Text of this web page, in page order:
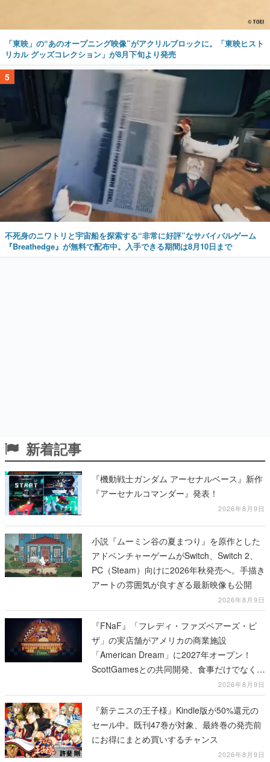
「東映」の“あのオープニング映像”がアクリルブロックに。「東映ヒスト
リカル グッズコレクション」が8月下旬より発売
5
不死身のニワトリと宇宙船を探索する“非常に好評”なサバイバルゲーム
『Breathedge』が無料で配布中。入手できる期間は8月10日まで
新着記事
『機動戦士ガンダム アーセナルベース』新作
『アーセナルコマンダー』発表！
2026年8月9日
小説『ムーミン谷の夏まつり』を原作とした
アドベンチャーゲームがSwitch、Switch 2、
PC（Steam）向けに2026年秋発売へ。手描き
アートの雰囲気が良すぎる最新映像も公開
2026年8月9日
『FNaF』「フレディ・ファズベアーズ・ピ
ザ」の実店舗がアメリカの商業施設
「American Dream」に2027年オープン！
ScottGamesとの共同開発、食事だけでなくス
テージショーや没入型のホラー体験も楽しめ
る
2026年8月9日
『新テニスの王子様』Kindle版が50%還元の
セール中。既刊47巻が対象、最終巻の発売前
にお得にまとめ買いするチャンス
2026年8月9日